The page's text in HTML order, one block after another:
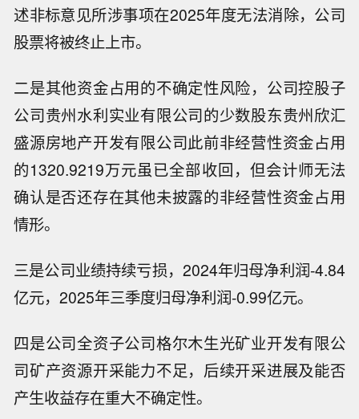
述非标意见所涉事项在2025年度无法消除，公司
股票将被终止上市。
二是其他资金占用的不确定性风险，公司控股子
公司贵州水利实业有限公司的少数股东贵州欣汇
盛源房地产开发有限公司此前非经营性资金占用
的1320.9219万元虽已全部收回，但会计师无法
确认是否还存在其他未披露的非经营性资金占用
情形。
三是公司业绩持续亏损，2024年归母净利润-4.84
亿元，2025年三季度归母净利润-0.99亿元。
四是公司全资子公司格尔木生光矿业开发有限公
司矿产资源开采能力不足，后续开采进展及能否
产生收益存在重大不确定性。